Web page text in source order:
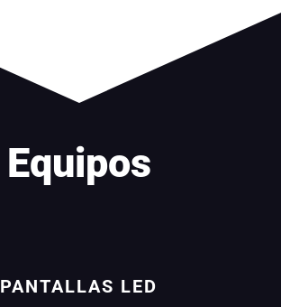
Equipos
PANTALLAS LED